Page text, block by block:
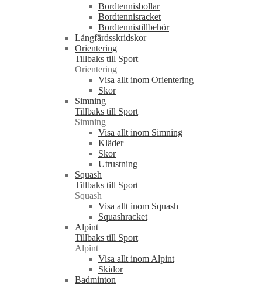
Bordtennisbollar
Bordtennisracket
Bordtennistillbehör
Långfärdsskridskor
Orientering
Tillbaks till Sport
Orientering
Visa allt inom Orientering
Skor
Simning
Tillbaks till Sport
Simning
Visa allt inom Simning
Kläder
Skor
Utrustning
Squash
Tillbaks till Sport
Squash
Visa allt inom Squash
Squashracket
Alpint
Tillbaks till Sport
Alpint
Visa allt inom Alpint
Skidor
Badminton